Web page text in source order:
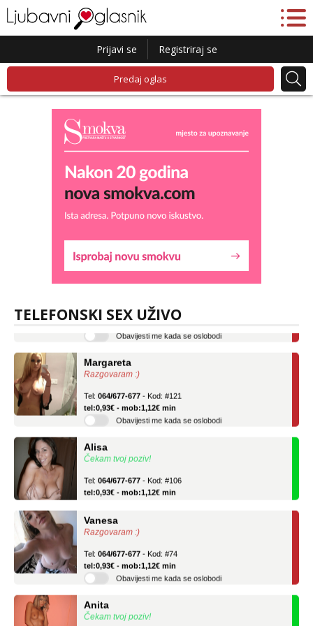
Prijavi se Registriraj se
Predaj oglas
TELEFONSKI SEX UŽIVO
Liliana
tel:0,93€ - mob:1,12€ min
Razgovaram :)
tel:0,93€ - mob:1,12€ min
Obavijesti me kada se oslobodi
Čekam tvoj poziv!
tel:0,93€ - mob:1,12€ min
Razgovaram :)
tel:0,93€ - mob:1,12€ min
Obavijesti me kada se oslobodi
Čekam tvoj poziv!